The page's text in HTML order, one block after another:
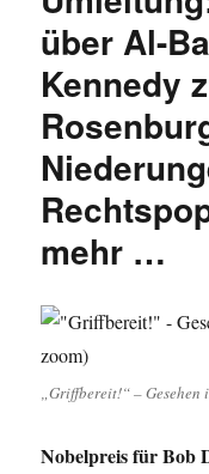
über Al-
Kennedy
mehr …
„Griffbereit!“ – Gesehen
Nobelpreis für Bob